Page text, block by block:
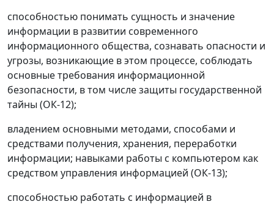
способностью понимать сущность и значение
информации в развитии современного
информационного общества, сознавать опасности и
угрозы, возникающие в этом процессе, соблюдать
основные требования информационной
безопасности, в том числе защиты государственной
тайны (ОК-12);
владением основными методами, способами и
средствами получения, хранения, переработки
информации; навыками работы с компьютером как
средством управления информацией (ОК-13);
способностью работать с информацией в